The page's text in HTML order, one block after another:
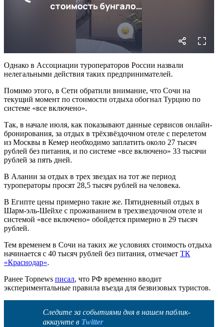
Однако в Ассоциации туроператоров России назвали
нелегальными действия таких предпринимателей.
Помимо этого, в Сети обратили внимание, что Сочи на
текущий момент по стоимости отдыха обогнал Турцию по
системе «все включено».
Так, в начале июля, как показывают данные сервисов онлайн-
бронирования, за отдых в трёхзвёздочном отеле с перелетом
из Москвы в Кемер необходимо заплатить около 27 тысяч
рублей без питания, и по системе «все включено» 33 тысячи
рублей за пять дней.
В Алании за отдых в трех звездах на тот же период
туроператоры просят 28,5 тысяч рублей на человека.
В Египте цены примерно такие же. Пятидневный отдых в
Шарм-эль-Шейхе с проживанием в трехзвездочном отеле и
системой «все включено» обойдется примерно в 29 тысяч
рублей.
Тем временем в Сочи на таких же условиях стоимость отдыха
начинается с 40 тысяч рублей без питания, отмечает ТК
«Краснодар».
Ранее Topnews писал, что РФ временно вводит
экспериментальные правила въезда для безвизовых туристов.
Следите за событиями дня в нашем паблик-
аккаунте в Twitter